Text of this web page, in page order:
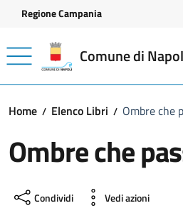
Vai ai contenuti
Vai al footer
Regione Campania
Comune di
Home Elenco Libri Ombre che
Ombre che
Condividi Vedi azioni